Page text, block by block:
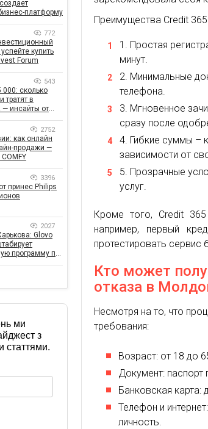
Преимущества Credit
Простая
минут.
Минимальные
телефона.
Мгновенное
сразу после
Гибкие суммы –
зависимости от
Прозрачные
услуг.
Кроме того, Credit
например, первый
протестировать сервис
Кто может
отказа в
Несмотря на то, что
требования:
Возраст: от 18 до
Документ:
Банковская карта:
Телефон и
личность.
платформу
772
купить
Forum
543
сколько
тратят в
— инсайты от
2752
как онлайн
продажи —
3396
принес Philips
2027
Glovo
программу по
ми
з
статтями.